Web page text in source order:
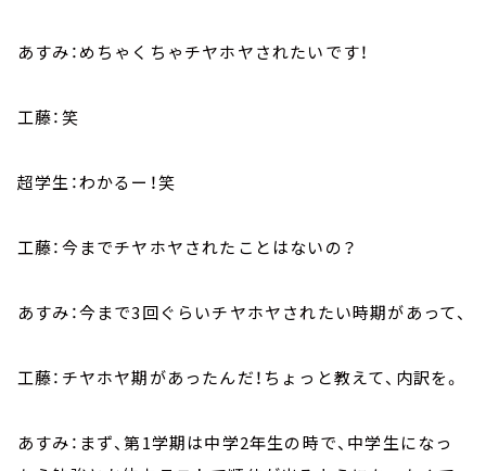
あすみ：めちゃくちゃチヤホヤされたいです！
工藤：笑
超学生：わかるー！笑
工藤：今までチヤホヤされたことはないの？
あすみ：今まで3回ぐらいチヤホヤされたい時期があって、
工藤：チヤホヤ期があったんだ！ちょっと教えて、内訳を。
あすみ：まず、第1学期は中学2年生の時で、中学生になっ